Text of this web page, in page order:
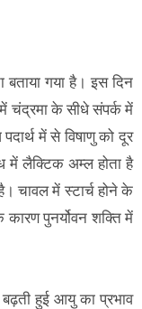
बताया गया है। इस दिन
चंद्रमा के सीधे संपर्क में
में से विषाणु को दूर
में लैक्टिक अम्ल होता है
चावल में स्टार्च होने के
पुनर्योवन शक्ति में
हुई आयु का प्रभाव